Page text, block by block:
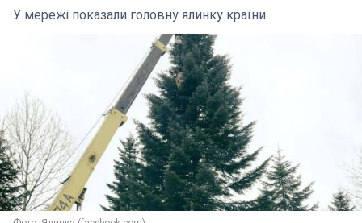
У мережі показали головну ялинку країни